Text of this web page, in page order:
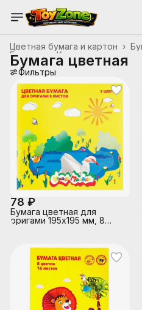
Цветная бумага и картон ›
Канцтовары,
Главная
Бумага цветная
Фильтры
78 ₽
Бумага цветная для
оригами 195х195 мм, 8